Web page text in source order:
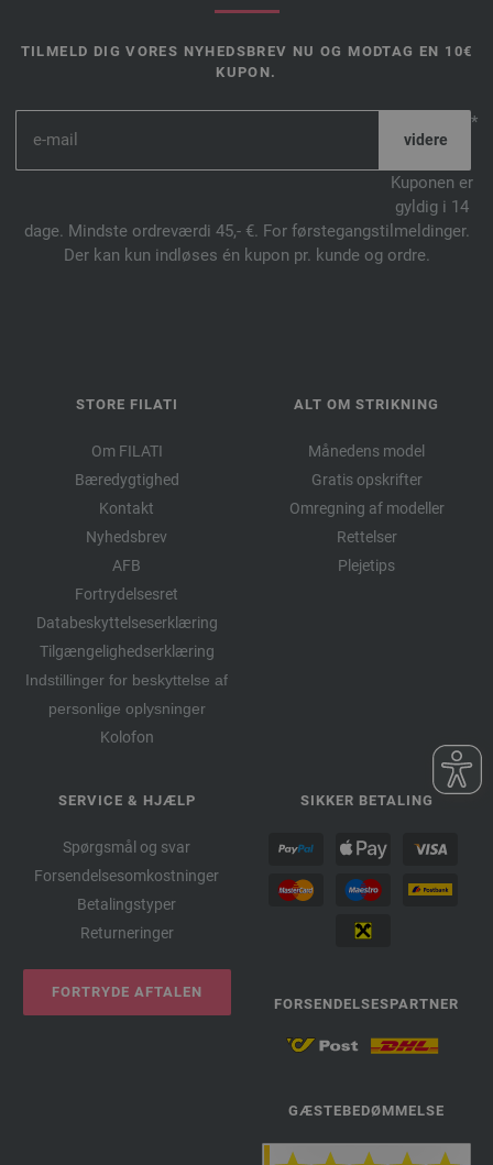
TILMELD DIG VORES NYHEDSBREV NU OG MODTAG EN 10€
KUPON.
*
Kuponen er
gyldig i 14
dage. Mindste ordreværdi 45,- €. For førstegangstilmeldinger.
Der kan kun indløses én kupon pr. kunde og ordre.
STORE FILATI
Om FILATI
Bæredygtighed
Kontakt
Nyhedsbrev
AFB
Fortrydelsesret
Databeskyttelseserklæring
Tilgængelighedserklæring
Indstillinger for beskyttelse af
personlige oplysninger
Kolofon
ALT OM STRIKNING
Månedens model
Gratis opskrifter
Omregning af modeller
Rettelser
Plejetips
SERVICE & HJÆLP
Spørgsmål og svar
Forsendelsesomkostninger
Betalingstyper
Returneringer
FORTRYDE AFTALEN
SIKKER BETALING
FORSENDELSESPARTNER
GÆSTEBEDØMMELSE